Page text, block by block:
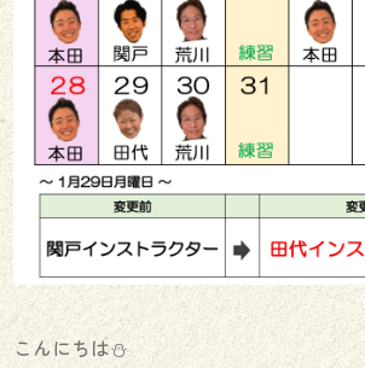
こんにちは⛄️